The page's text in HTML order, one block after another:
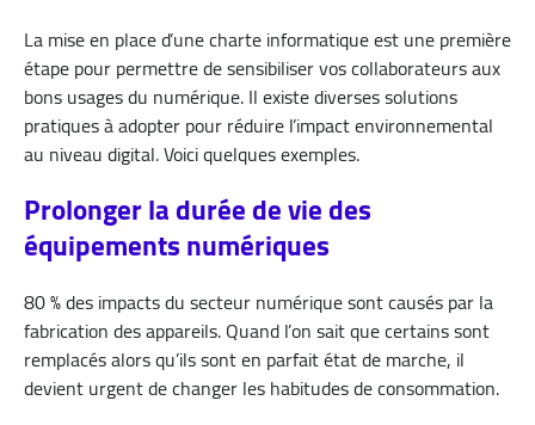
La mise en place d’une charte informatique est une première
étape pour permettre de sensibiliser vos collaborateurs aux
bons usages du numérique. Il existe diverses solutions
pratiques à adopter pour réduire l’impact environnemental
au niveau digital. Voici quelques exemples.
Prolonger la durée de vie des
équipements numériques
80 % des impacts du secteur numérique sont causés par la
fabrication des appareils. Quand l’on sait que certains sont
remplacés alors qu’ils sont en parfait état de marche, il
devient urgent de changer les habitudes de consommation.